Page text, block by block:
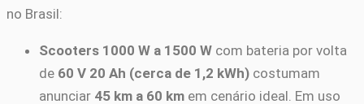
no Brasil:
Scooters 1000 W a 1500 W com bateria por volta
de 60 V 20 Ah (cerca de 1,2 kWh) costumam
anunciar 45 km a 60 km em cenário ideal. Em uso